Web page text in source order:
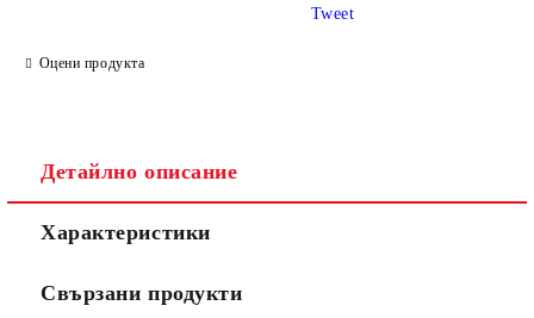
Съгласен съм сПолитиката за лични данни
Ние ще се свържем с вас в рамките на работния ден.
Оцени продукта
Tweet
Детайлно описание
Характеристики
Свързани продукти